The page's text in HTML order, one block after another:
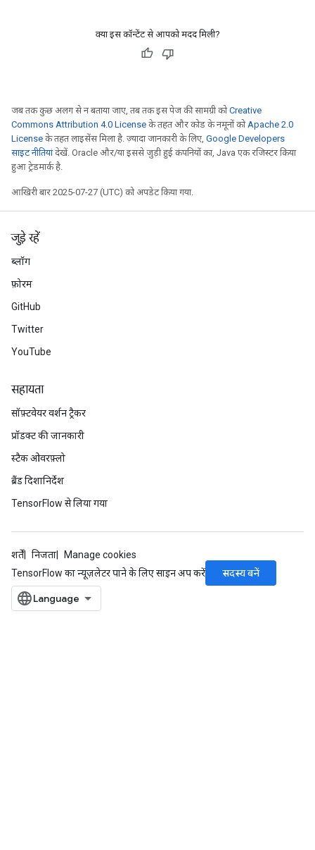
क्या इस कॉन्टेंट से आपको मदद मिली?
जब तक कुछ अलग से न बताया जाए, तब तक इस पेज की सामग्री कोCreative
Commons Attribution 4.0 License के तहत और कोड के नमूनों कोApache 2.0
License के तहत लाइसेंस मिला है. ज़्यादा जानकारी के लिए, Google Developers
साइट नीतियांदेखें. Oracle और/या इससे जुड़ी हुई कंपनियों का, Java एक रजिस्टर किया
हुआ ट्रेडमार्क है.
आखिरी बार 2025-07-27 (UTC) को अपडेट किया गया.
जुड़े रहें
ब्लॉग
फ़ोरम
GitHub
Twitter
YouTube
सहायता
सॉफ़्टवेयर वर्शन ट्रैकर
प्रॉडक्ट की जानकारी
स्टैक ओवरफ़्लो
ब्रैंड दिशानिर्देश
TensorFlow से लिया गया
शर्तें निजता
Manage cookies
TensorFlow का न्यूज़लेटर पाने के लिए साइन अप करें
सदस्य बनें